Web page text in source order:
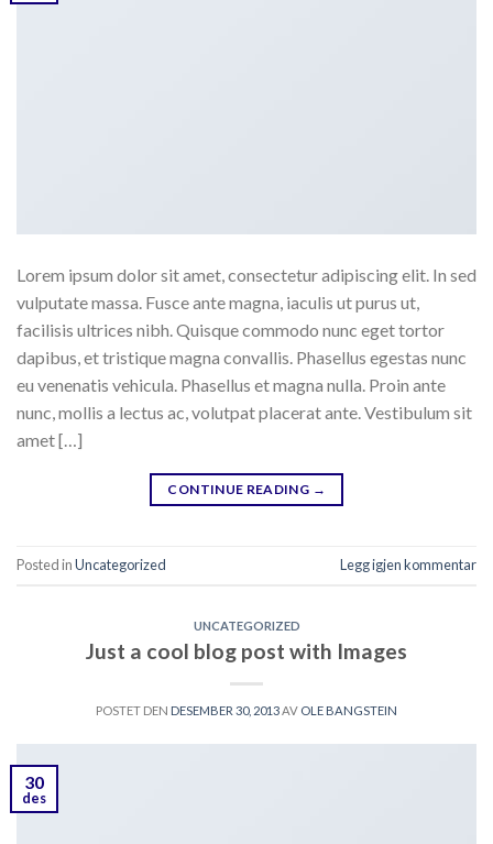
Lorem ipsum dolor sit amet, consectetur adipiscing elit. In sed
vulputate massa. Fusce ante magna, iaculis ut purus ut,
facilisis ultrices nibh. Quisque commodo nunc eget tortor
dapibus, et tristique magna convallis. Phasellus egestas nunc
eu venenatis vehicula. Phasellus et magna nulla. Proin ante
nunc, mollis a lectus ac, volutpat placerat ante. Vestibulum sit
amet […]
CONTINUE READING →
Posted inUncategorized Legg igjen kommentar
UNCATEGORIZED
Just a cool blog post with Images
POSTET DEN DESEMBER 30, 2013AV OLE BANGSTEIN
30
des